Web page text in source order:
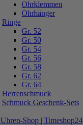
Ohrklemmen
Ohrhänger
Ringe
Gr. 52
Gr. 50
Gr. 54
Gr. 56
Gr. 58
Gr. 62
Gr. 64
Herrenschmuck
Schmuck Geschenk-Sets
Shop | Timeshop24